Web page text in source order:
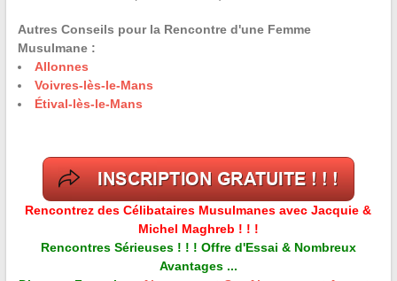
Autres Conseils pour la Rencontre d'une Femme
Musulmane :
Allonnes
Voivres-lès-le-Mans
Étival-lès-le-Mans
Rencontrez des Célibataires Musulmanes avec Jacquie &
Michel Maghreb ! ! !
Rencontres Sérieuses ! ! ! Offre d'Essai & Nombreux
Avantages ...